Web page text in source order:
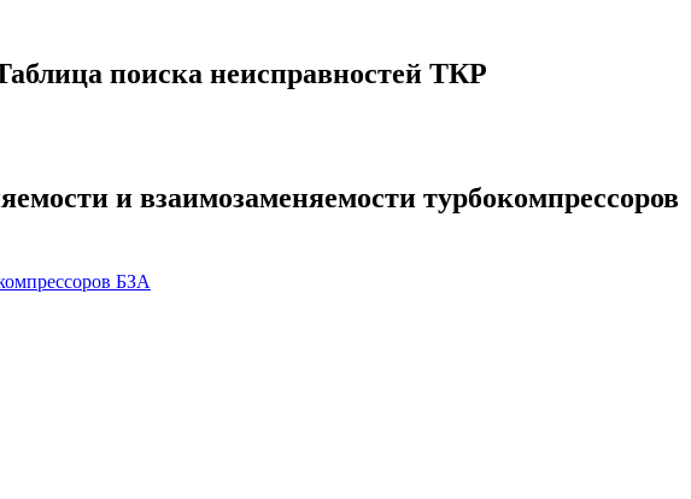
поиска неисправностей ТКР
и взаимозаменяемости турбокомпрессоров